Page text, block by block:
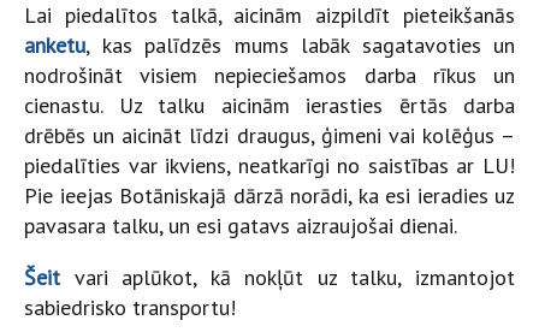
Lai piedalītos talkā, aicinām aizpildīt pieteikšanās
anketu, kas palīdzēs mums labāk sagatavoties un
nodrošināt visiem nepieciešamos darba rīkus un
cienastu. Uz talku aicinām ierasties ērtās darba
drēbēs un aicināt līdzi draugus, ģimeni vai kolēģus –
piedalīties var ikviens, neatkarīgi no saistības ar LU!
Pie ieejas Botāniskajā dārzā norādi, ka esi ieradies uz
pavasara talku, un esi gatavs aizraujošai dienai.
Šeit vari aplūkot, kā nokļūt uz talku, izmantojot
sabiedrisko transportu!